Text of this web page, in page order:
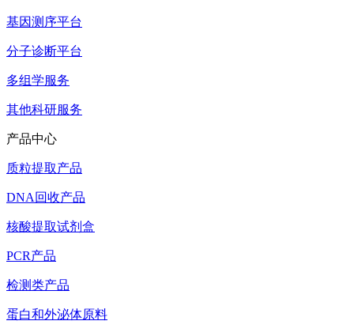
基因测序平台
分子诊断平台
多组学服务
其他科研服务
产品中心
质粒提取产品
DNA回收产品
核酸提取试剂盒
PCR产品
检测类产品
蛋白和外泌体原料